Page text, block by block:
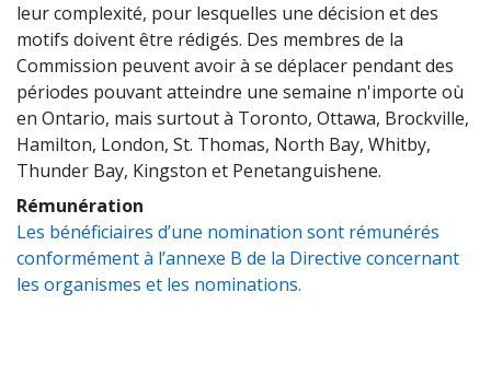
leur complexité, pour lesquelles une décision et des
motifs doivent être rédigés. Des membres de la
Commission peuvent avoir à se déplacer pendant des
périodes pouvant atteindre une semaine n'importe où
en Ontario, mais surtout à Toronto, Ottawa, Brockville,
Hamilton, London, St. Thomas, North Bay, Whitby,
Thunder Bay, Kingston et Penetanguishene.
Rémunération
Les bénéficiaires d’une nomination sont rémunérés
conformément à l’annexe B de la Directive concernant
les organismes et les nominations.